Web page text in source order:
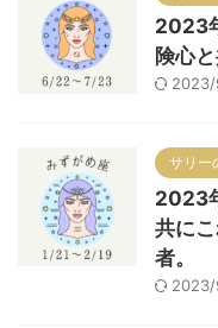
2023
険心
サリー
2023
共に
者。